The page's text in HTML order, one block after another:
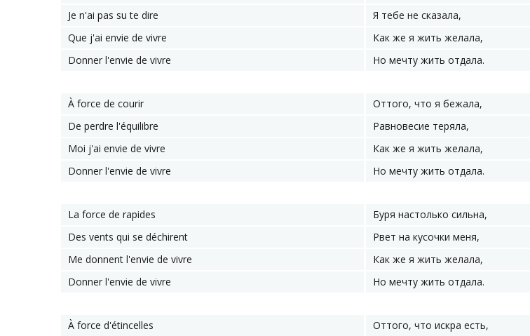
Je n'ai pas su te dire
Я тебе не сказала,
Que j'ai envie de vivre
Как же я жить желала,
Donner l'envie de vivre
Но мечту жить отдала.
À force de courir
Оттого, что я бежала,
De perdre l'équilibre
Равновесие теряла,
Moi j'ai envie de vivre
Как же я жить желала,
Donner l'envie de vivre
Но мечту жить отдала.
La force de rapides
Буря настолько сильна,
Des vents qui se déchirent
Рвет на кусочки меня,
Me donnent l'envie de vivre
Как же я жить желала,
Donner l'envie de vivre
Но мечту жить отдала.
À force d'étincelles
Оттого, что искра есть,